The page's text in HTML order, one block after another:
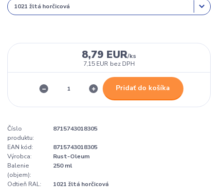
8,79 EUR/ks
7,15 EUR bez DPH
Pridať do košíka
Číslo
produktu:
8715743018305
EAN kód:
8715743018305
Výrobca:
Rust-Oleum
Balenie
(objem):
250 ml
Odtieň RAL: 1021 žltá horčicová